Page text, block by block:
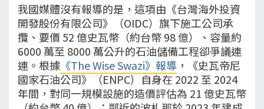
我國媒體沒有報導的是，這項由《台灣海外投資
開發股份有限公司》（OIDC）旗下施工公司承
攬、要價 52 億史瓦幣（約台幣 98 億）、容量約
6000 萬至 8000 萬公升的石油儲備工程卻爭議連
連。根據 《The Wise Swazi》報導 ，《史瓦帝尼
國家石油公司》（ENPC）自身在 2022 至 2024
年間，對同一規模設施的造價評估為 21 億史瓦幣